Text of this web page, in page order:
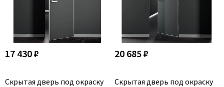
17 430 ₽
Скрытая дверь под окраску
20 685 ₽
Скрытая дверь под окраску